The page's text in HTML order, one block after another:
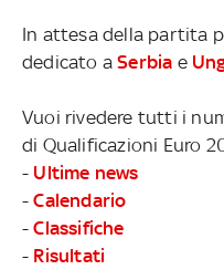
In attesa della partita
dedicato aSerbia e
Vuoi rivedere tutti i
di Qualificazioni Euro
- Ultime news
-Calendario
-Classifiche
- Risultati